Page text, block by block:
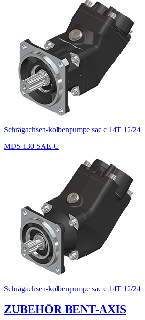
Schrägachsen-kolbenpumpe sae c 14T 12/24
MDS 130 SAE-C
Schrägachsen-kolbenpumpe sae c 14T 12/24
ZUBEHÖR BENT-AXIS